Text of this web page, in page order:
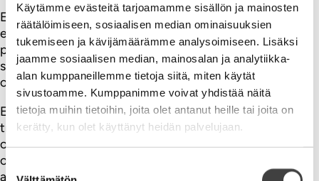
Käytämme evästeitä tarjoamamme sisällön ja mainosten
räätälöimiseen, sosiaalisen median ominaisuuksien
tukemiseen ja kävijämäärämme analysoimiseen. Lisäksi
jaamme sosiaalisen median, mainosalan ja analytiikka-
alan kumppaneillemme tietoja siitä, miten käytät
sivustoamme. Kumppanimme voivat yhdistää näitä
tietoja muihin tietoihin, joita olet antanut heille tai joita on
kerätty, kun olet käyttänyt heidän palvelujaan.
Suostumuksen
Entäpä jos suurin virhe on ollut lähteä rakentamaan
erikseen digitaalista liiketoimintaa, sähköisiä
palvelukanavia, digitaalisia operaatioita? Paino on tullut
sanalle digitaalisuus eikä sanalle asiakas / lukija kuten
olisi pitänyt.
Entäpä jos olisi alusta lähtien lähdetty jatkuvaan,
trendisanalla ketterään, uudistumiseen, jossa ytimenä
olisi ollut pyrkimys vastata kysymyksiin: Miksi olemme
olemassa 15 vuoden kuluttua? Miten voimme auttaa
asiakkaitamme / lukijoitamme menestymään vieläkin